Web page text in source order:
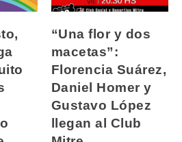
“Una flor y dos
macetas”:
Florencia Suárez,
Daniel Homer y
Gustavo López
llegan al Club